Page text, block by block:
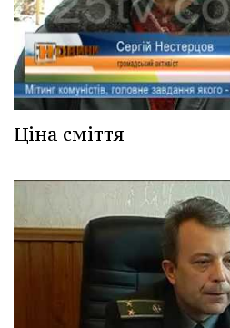
Ціна сміття